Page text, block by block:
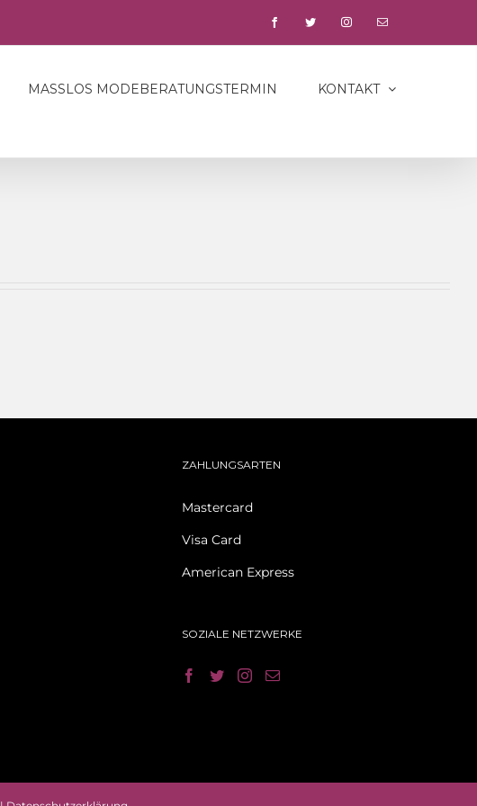
facebooktwitter instagramE-
MASSLOS MODEBERATUNGSTERMIN KONTAKT
ZAHLUNGSARTEN
Mastercard
Visa Card
American Express
SOZIALE NETZWERKE